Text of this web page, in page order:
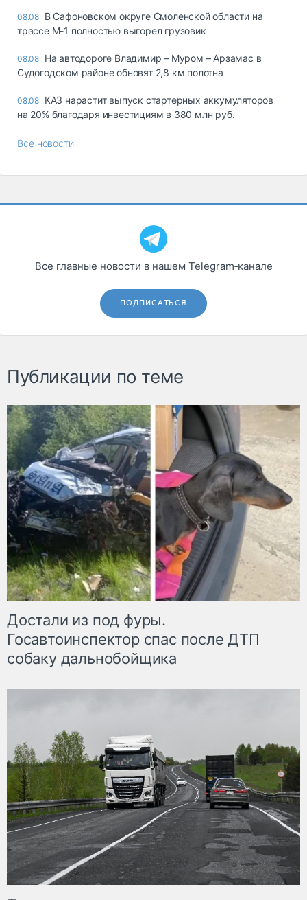
08.08 В Сафоновском округе Смоленской области на
трассе М-1 полностью выгорел грузовик
08.08 На автодороге Владимир – Муром – Арзамас в
Судогодском районе обновят 2,8 км полотна
08.08 КАЗ нарастит выпуск стартерных аккумуляторов
на 20% благодаря инвестициям в 380 млн руб.
Все новости
Все главные новости в нашем Telegram‑канале
ПОДПИСАТЬСЯ
Публикации по теме
Достали из под фуры.
Госавтоинспектор спас после ДТП
собаку дальнобойщика